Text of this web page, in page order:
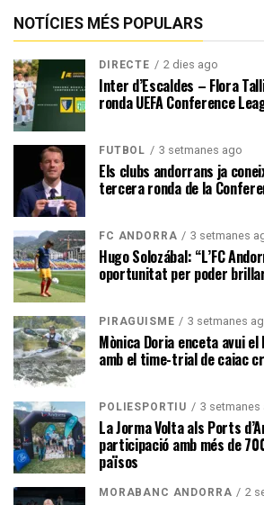
NOTÍCIES MÉS POPULARS
DIRECTE 2 dies ago
Inter d’Escaldes – Flora
ronda UEFA Conference
FUTBOL 3 setmanes ago
Els clubs andorrans ja
tercera ronda de la
FC ANDORRA 3 setmanes
Hugo Solozábal: “L’FC
oportunitat per poder
PIRAGÜISME 3 setmanes
Mònica Doria enceta avui el
amb el time-trial de caiac
POLIESPORTIU 3 setmanes
La Jorma Volta als Ports
participació amb més de
països
MORABANC ANDORRA 2